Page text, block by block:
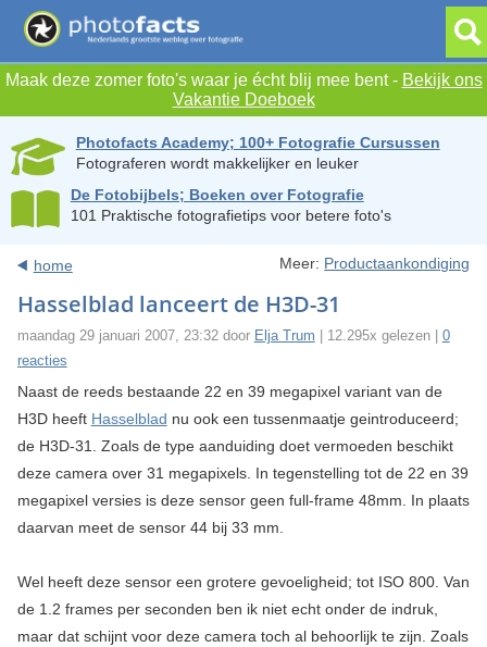
Maak deze zomer foto's waar je écht blij mee bent - Bekijk ons
Vakantie Doeboek
Photofacts Academy; 100+ Fotografie Cursussen
Fotograferen wordt makkelijker en leuker
De Fotobijbels; Boeken over Fotografie
101 Praktische fotografietips voor betere foto's
home Meer: Productaankondiging
Hasselblad lanceert de H3D-31
maandag 29 januari 2007, 23:32 door Elja Trum | 12.295x gelezen | 0
reacties
Naast de reeds bestaande 22 en 39 megapixel variant van de
H3D heeft Hasselblad nu ook een tussenmaatje geintroduceerd;
de H3D-31. Zoals de type aanduiding doet vermoeden beschikt
deze camera over 31 megapixels. In tegenstelling tot de 22 en 39
megapixel versies is deze sensor geen full-frame 48mm. In plaats
daarvan meet de sensor 44 bij 33 mm.
Wel heeft deze sensor een grotere gevoeligheid; tot ISO 800. Van
de 1.2 frames per seconden ben ik niet echt onder de indruk,
maar dat schijnt voor deze camera toch al behoorlijk te zijn. Zoals